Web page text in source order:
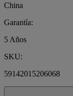
China
Garantía:
5 Años
SKU:
59142015206068